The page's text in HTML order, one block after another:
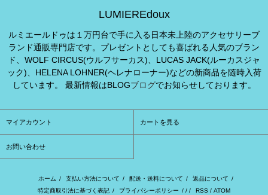
LUMIEREdoux
ルミエールドゥは１万円台で手に入る日本未上陸のアクセサリーブ
ランド通販専門店です。プレゼントとしても喜ばれる人気のブラン
ド、WOLF CIRCUS(ウルフサーカス)、LUCAS JACK(ルーカスジャ
ック)、HELENA LOHNER(ヘレナローナー)などの新商品を随時入荷
しています。 最新情報はBLOGブログでお知らせしております。
マイアカウント カートを見る
お問い合わせ
ホーム / 支払い方法について / 配送・送料について / 返品について /
特定商取引法に基づく表記 / プライバシーポリシー / / / RSS / ATOM